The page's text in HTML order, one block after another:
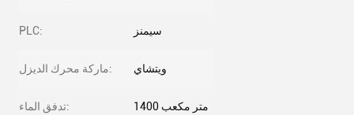
PLC: سيمنز
ماركة محرك الديزل: ويتشاي
تدفق الماء: 1400 متر مكعب